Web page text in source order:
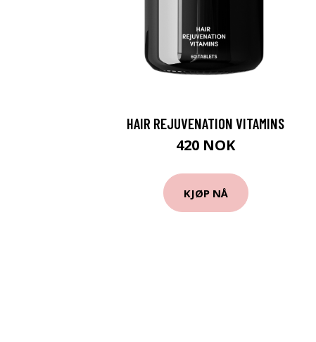
HAIR REJUVENATION VITAMINS
420 NOK
KJØP NÅ